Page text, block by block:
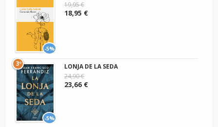
-5%
19,95 €
18,95 €
-5%
3º
LONJA DE LA SEDA
24,90 €
23,66 €